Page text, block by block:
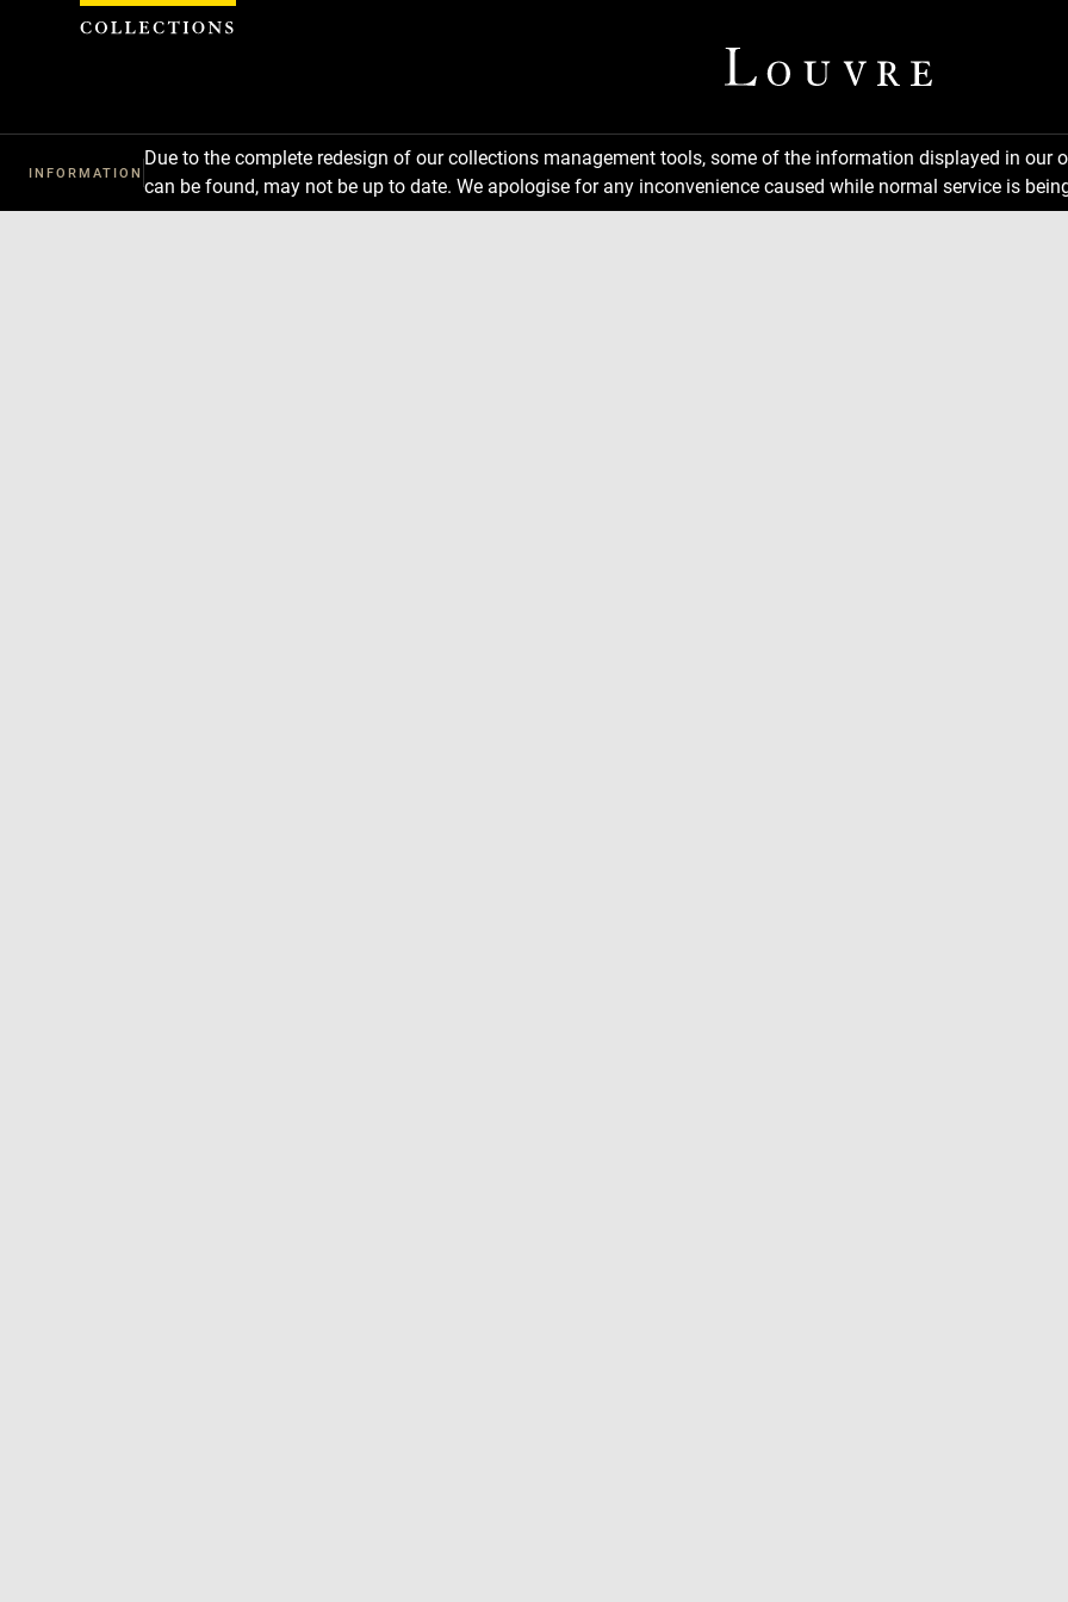
INFORMATION
Due to the complete redesign of our collections management tools, some of the information displayed in
can be found, may not be up to date. We apologise for any inconvenience caused while normal service is
Cookies management panel